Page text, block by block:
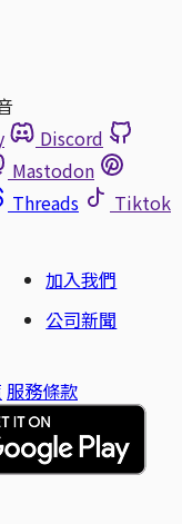
Discord
Mastodon
Threads
Tiktok
加入我們
公司新聞
服務條款